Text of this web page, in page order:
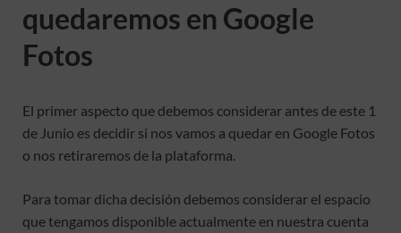
quedaremos en Google
Fotos
El primer aspecto que debemos considerar antes de este 1
de Junio es decidir si nos vamos a quedar en Google Fotos
o nos retiraremos de la plataforma.
Para tomar dicha decisión debemos considerar el espacio
que tengamos disponible actualmente en nuestra cuenta